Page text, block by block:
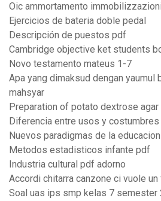
Oic ammortamento
Ejercicios de bateria doble pedal
Descripción de puestos pdf
Cambridge objective ket students
Novo testamento mateus 1-7
Apa yang dimaksud dengan yaumul
mahsyar
Preparation of potato dextrose
Diferencia entre usos y
Nuevos paradigmas de la
Metodos estadisticos infante pdf
Industria cultural pdf adorno
Accordi chitarra canzone ci vuole un
Soal uas ips smp kelas 7 semester